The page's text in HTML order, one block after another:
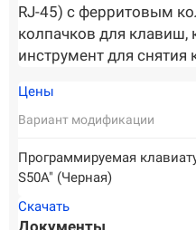
RJ-45) с ферритовым
колпачков для клавиш,
инструмент для снятия
Цены
Вариант модификации
Программируемая
S50A" (Черная)
Скачать